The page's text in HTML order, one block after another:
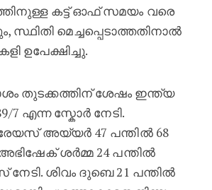
കട്ട് ഓഫ് സമയം വരെ
സ്ഥിതി മെച്ചപ്പെടാത്തതിനാൽ
ഉപേക്ഷിച്ചു.
തുടക്കത്തിന് ശേഷം ഇന്ത്യ
7 എന്ന സ്കോർ നേടി.
അയ്യർ 47 പന്തിൽ 68
ശർമ്മ 24 പന്തിൽ
നേടി. ശിവം ദുബെ 21 പന്തിൽ